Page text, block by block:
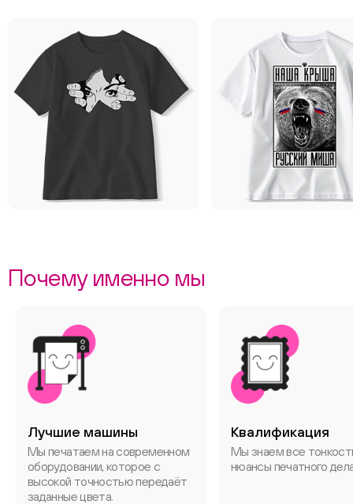
Почему именно мы
Лучшие машины
Мы печатаем на современном
оборудовании, которое с
высокой точностью передаёт
заданные цвета.
Квалификация
Мы знаем все
нюансы печатного